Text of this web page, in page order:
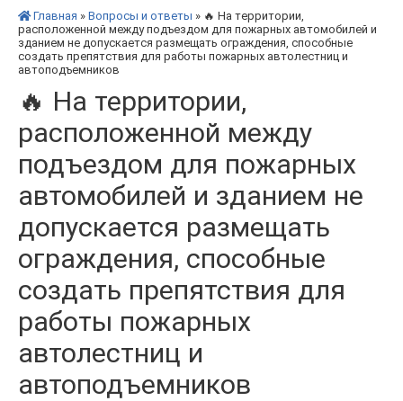
Главная » Вопросы и ответы » 🔥 На территории,
расположенной между подъездом для пожарных автомобилей и
зданием не допускается размещать ограждения, способные
создать препятствия для работы пожарных автолестниц и
автоподъемников
🔥 На территории,
расположенной между
подъездом для пожарных
автомобилей и зданием не
допускается размещать
ограждения, способные
создать препятствия для
работы пожарных
автолестниц и
автоподъемников